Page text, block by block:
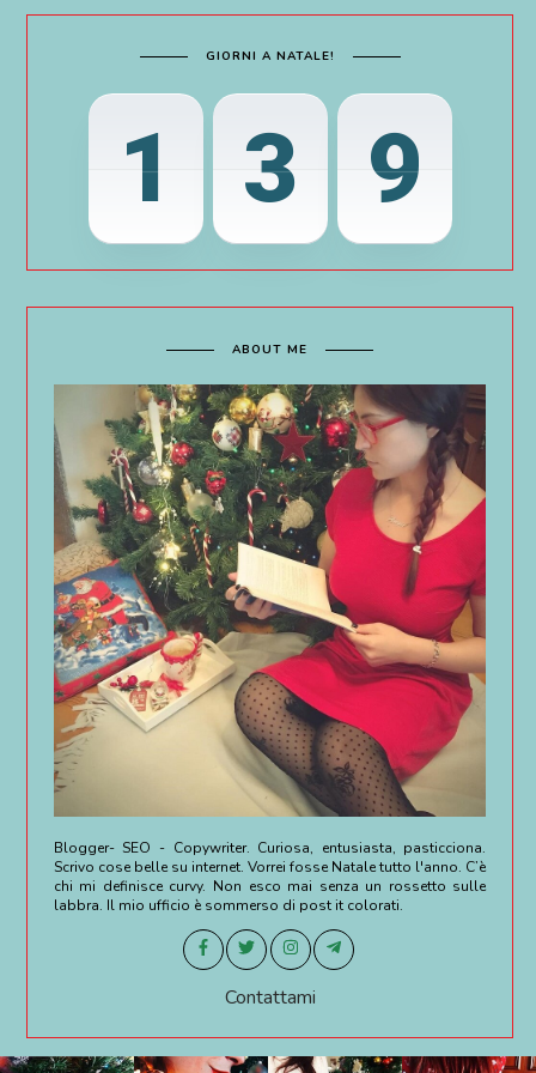
GIORNI A NATALE!
1 3 9
ABOUT ME
Blogger- SEO - Copywriter. Curiosa, entusiasta, pasticciona.
Scrivo cose belle su internet. Vorrei fosse Natale tutto l'anno. C’è
chi mi definisce curvy. Non esco mai senza un rossetto sulle
labbra. Il mio ufficio è sommerso di post it colorati.
Contattami